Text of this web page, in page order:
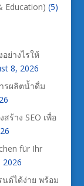
Education) (5)
ย่างไรให้
8, 2026
รผลิตน้ำดื่ม
ร้าง SEO เพื่อ
für Ihr
2026
ด์ได้ง่าย พร้อม